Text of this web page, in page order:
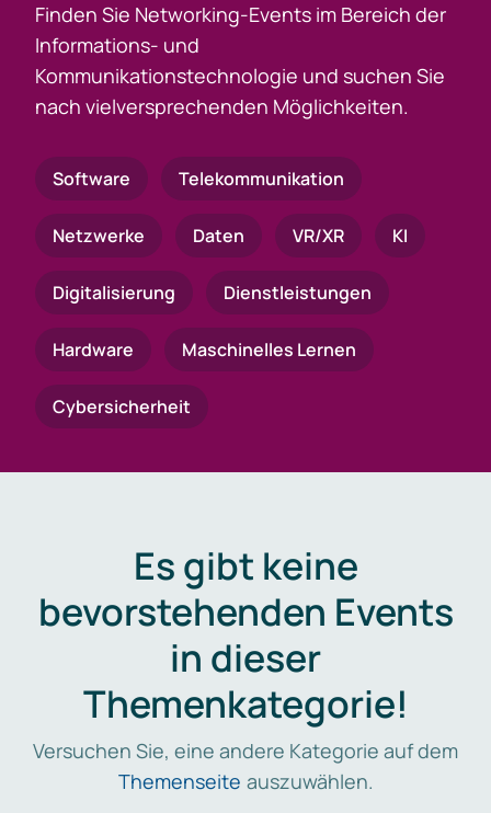
Finden Sie Networking-Events im Bereich der
Informations- und
Kommunikationstechnologie und suchen Sie
nach vielversprechenden Möglichkeiten.
Software Telekommunikation
Netzwerke Daten VR/XR KI
Digitalisierung Dienstleistungen
Hardware Maschinelles Lernen
Cybersicherheit
Es gibt keine
bevorstehenden Events
in dieser
Themenkategorie!
Versuchen Sie, eine andere Kategorie auf dem
Themenseite auszuwählen.